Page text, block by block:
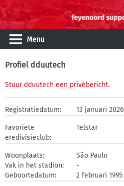
Menu
Profiel dduutech
Stuur dduutech een privébericht.
Registratiedatum: 13 januari 2026
Favoriete
eredivisieclub:
Telstar
Woonplaats:
São Paulo
Vak in het stadion:
-
Geboortedatum:
2 februari 1995